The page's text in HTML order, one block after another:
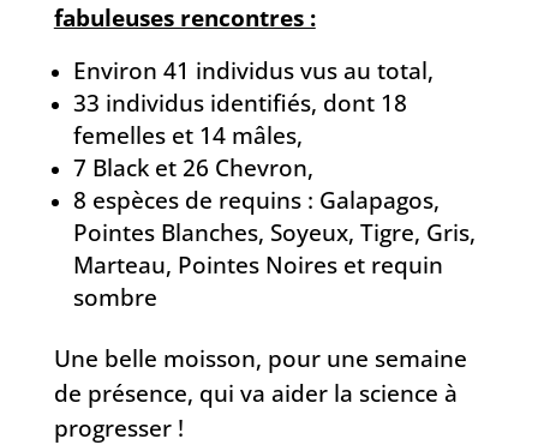
fabuleuses rencontres :
Environ 41 individus vus au total,
33 individus identifiés, dont 18
femelles et 14 mâles,
7 Black et 26 Chevron,
8 espèces de requins : Galapagos,
Pointes Blanches, Soyeux, Tigre, Gris,
Marteau, Pointes Noires et requin
sombre
Une belle moisson, pour une semaine
de présence, qui va aider la science à
progresser !